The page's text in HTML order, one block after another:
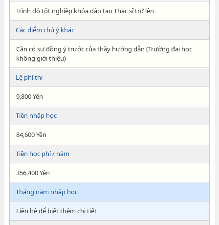
Trình độ tốt nghiệp khóa đào tạo Thạc sĩ trở lên
Các điểm chú ý khác
Cần có sự đồng ý trước của thầy hướng dẫn (Trường đại học
không giới thiệu)
Lệ phí thi
9,800 Yên
Tiền nhập học
84,600 Yên
Tiền học phí / năm
356,400 Yên
Tháng năm nhập học
Liên hệ để biết thêm chi tiết